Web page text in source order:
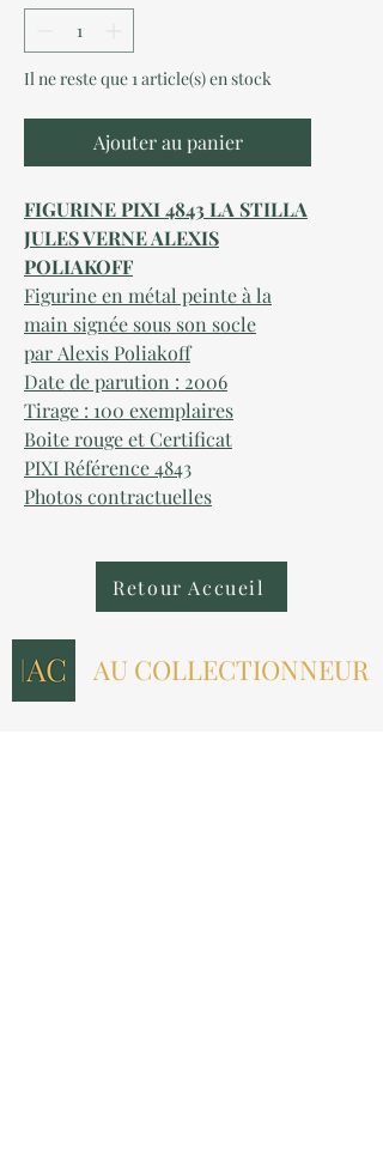
Il ne reste que 1 article(s) en stock
Ajouter au panier
FIGURINE PIXI 4843 LA STILLA
JULES VERNE ALEXIS
POLIAKOFF
Figurine en métal peinte à la
main signée sous son socle
par Alexis Poliakoff
Date de parution : 2006
Tirage : 100 exemplaires
Boite rouge et Certificat
PIXI Référence4843
Photos contractuelles
Retour Accueil
AU COLLECTIONNEUR